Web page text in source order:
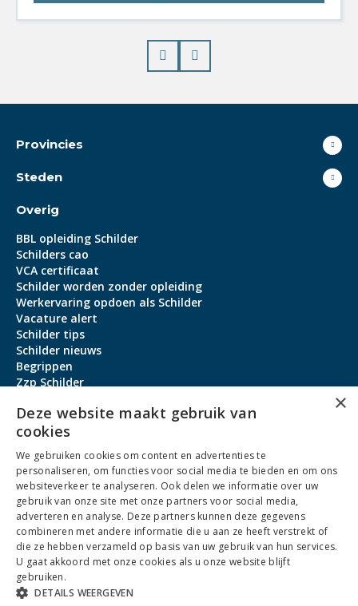
Prev
Provincies
Steden
Overig
BBL opleiding Schilder
Schilders cao
VCA certificaat
Schilder worden zonder opleiding
Werkervaring opdoen als Schilder
Vacature alert
Schilder tips
Schilder nieuws
Begrippen
Zzp Schilder
Contact
Over ons
service@schildervacature.nl
088-7060801
Facebook
YoutubeLinkedInInstagram
×
Deze website maakt gebruik van
cookies
We gebruiken cookies om content en advertenties te
personaliseren, om functies voor social media te bieden en om ons
websiteverkeer te analyseren. Ook delen we informatie over uw
gebruik van onze site met onze partners voor social media,
adverteren en analyse. Deze partners kunnen deze gegevens
combineren met andere informatie die u aan ze heeft verstrekt of
die ze hebben verzameld op basis van uw gebruik van hun services.
U gaat akkoord met onze cookies als u onze website blijft
gebruiken.
DETAILS WEERGEVEN